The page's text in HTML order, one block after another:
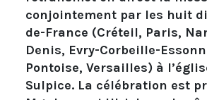
conjointement par les huit
de-France (Créteil, Paris,
Denis, Evry-Corbeille-
Pontoise, Versailles) à
Sulpice. La célébration est